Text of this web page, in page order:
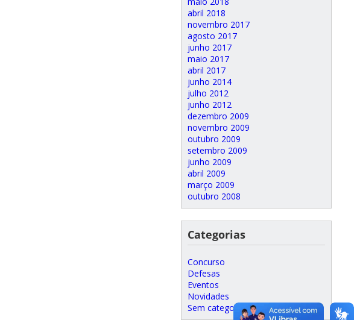
abril 2018
novembro 2017
agosto 2017
junho 2017
maio 2017
abril 2017
junho 2014
julho 2012
junho 2012
dezembro 2009
novembro 2009
outubro 2009
setembro 2009
junho 2009
abril 2009
março 2009
outubro 2008
Categorias
Concurso
Defesas
Eventos
Novidades
Sem categoria